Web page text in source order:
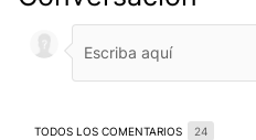
TODOS LOS COMENTARIOS 24